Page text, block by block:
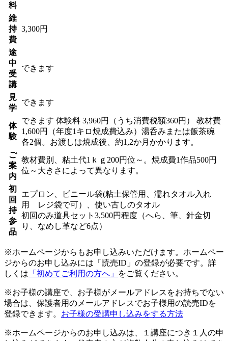
料
維
持
費
3,300円
途
中
受
講
できます
見
学
できます
体
験
できます 体験料 3,960円（うち消費税額360円） 教材費
1,600円（年度1キロ焼成費込み）湯呑みまたは飯茶碗
各2個。お渡しは焼成後、約1,2か月かかります。
ご
案
内
教材費別、粘土代1ｋｇ200円位～。焼成費1作品500円
位～大きさによって異なります。
初
回
持
参
品
エプロン、ビニール袋(粘土保管用、濡れタオル入れ
用 レジ袋で可）、使い古しのタオル
初回のみ道具セット3,500円程度（へら、筆、針金切
り、なめし革など6点）
※ホームページからもお申し込みいただけます。ホームペー
ジからのお申し込みには「読売ID」の登録が必要です。詳
しくは 「初めてご利用の方へ」 をご覧ください。
※お子様の講座で、お子様がメールアドレスをお持ちでない
場合は、保護者用のメールアドレスでお子様用の読売IDを
登録できます。 お子様の受講申し込みをする方法
※ホームページからのお申し込みは、１講座につき１人の申